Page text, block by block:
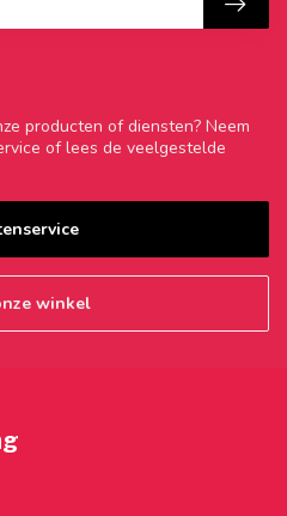
producten of diensten? Neem
of lees de veelgestelde
winkel